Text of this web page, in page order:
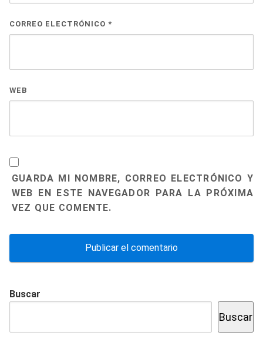
CORREO ELECTRÓNICO *
WEB
GUARDA MI NOMBRE, CORREO ELECTRÓNICO Y
WEB EN ESTE NAVEGADOR PARA LA PRÓXIMA
VEZ QUE COMENTE.
Buscar
Buscar